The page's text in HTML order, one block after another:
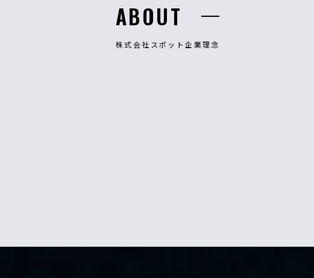
ABOUT
株式会社スポット企業理念